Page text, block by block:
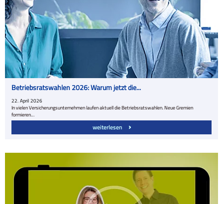
Betriebsratswahlen 2026: Warum jetzt die...
22. April 2026
In vielen Versicherungsunternehmen laufen aktuell die Betriebsratswahlen. Neue Gremien
formieren…
weiterlesen